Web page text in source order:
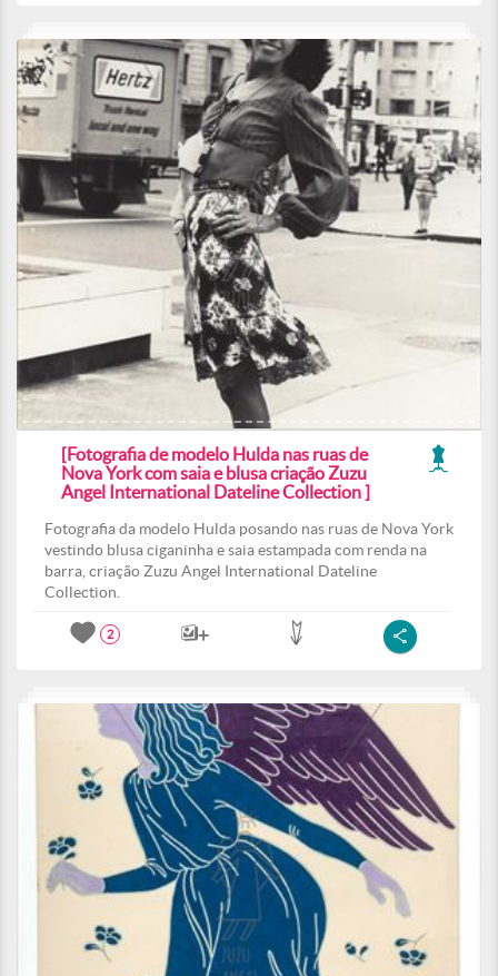
[Fotografia de modelo Hulda nas ruas de
Nova York com saia e blusa criação Zuzu
Angel International Dateline Collection ]
Fotografia da modelo Hulda posando nas ruas de Nova York
vestindo blusa ciganinha e saia estampada com renda na
barra, criação Zuzu Angel International Dateline
Collection.
2